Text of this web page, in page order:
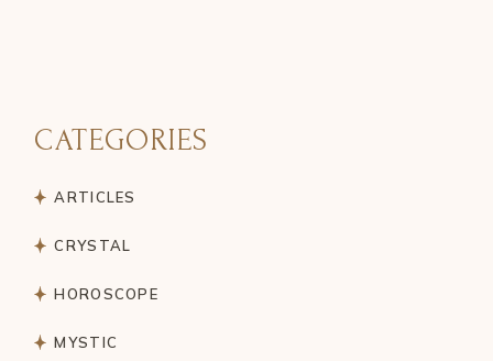
CATEGORIES
ARTICLES
CRYSTAL
HOROSCOPE
MYSTIC